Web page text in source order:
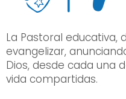
La Pastoral educativa,
evangelizar,
Dios, desde cada una
vida compartidas.